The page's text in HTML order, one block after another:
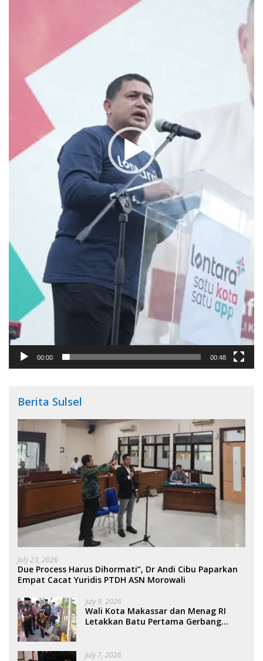
00:00 00:48
Berita Sulsel
July 23, 2026
Due Process Harus Dihormati”, Dr Andi Cibu Paparkan
Empat Cacat Yuridis PTDH ASN Morowali
July 9, 2026
Wali Kota Makassar dan Menag RI
Letakkan Batu Pertama Gerbang
July 7, 2026